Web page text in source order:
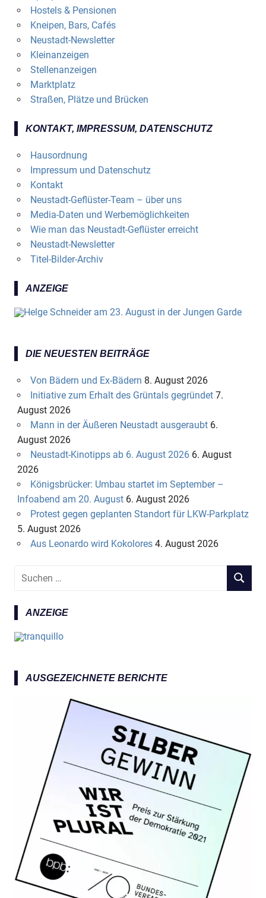
Hostels & Pensionen
Kneipen, Bars, Cafés
Neustadt-Newsletter
Kleinanzeigen
Stellenanzeigen
Marktplatz
Straßen, Plätze und Brücken
KONTAKT, IMPRESSUM, DATENSCHUTZ
Hausordnung
Impressum und Datenschutz
Kontakt
Neustadt-Geflüster-Team – über uns
Media-Daten und Werbemöglichkeiten
Wie man das Neustadt-Geflüster erreicht
Neustadt-Newsletter
Titel-Bilder-Archiv
ANZEIGE
DIE NEUESTEN BEITRÄGE
Von Bädern und Ex-Bädern 8. August 2026
Initiative zum Erhalt des Grüntals gegründet 7.
August 2026
Mann in der Äußeren Neustadt ausgeraubt 6.
August 2026
Neustadt-Kinotipps ab 6. August 2026 6. August
2026
Königsbrücker: Umbau startet im September –
Infoabend am 20. August 6. August 2026
Protest gegen geplanten Standort für LKW-Parkplatz
5. August 2026
Aus Leonardo wird Kokolores 4. August 2026
e
ANZEIGE
AUSGEZEICHNETE BERICHTE